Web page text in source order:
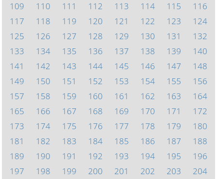
109
110 111 112 113 114 115
116
117
118 119 120 121 122 123
124
125
126 127 128 129 130 131
132
133
134 135 136 137 138 139
140
141
142 143 144 145 146 147
148
149
150 151 152 153 154 155
156
157
158 159 160 161 162 163
164
165
166 167 168 169 170 171
172
173
174 175 176 177 178 179
180
181
182 183 184 185 186 187
188
189
190 191 192 193 194 195
196
197
198 199 200 201 202 203
204